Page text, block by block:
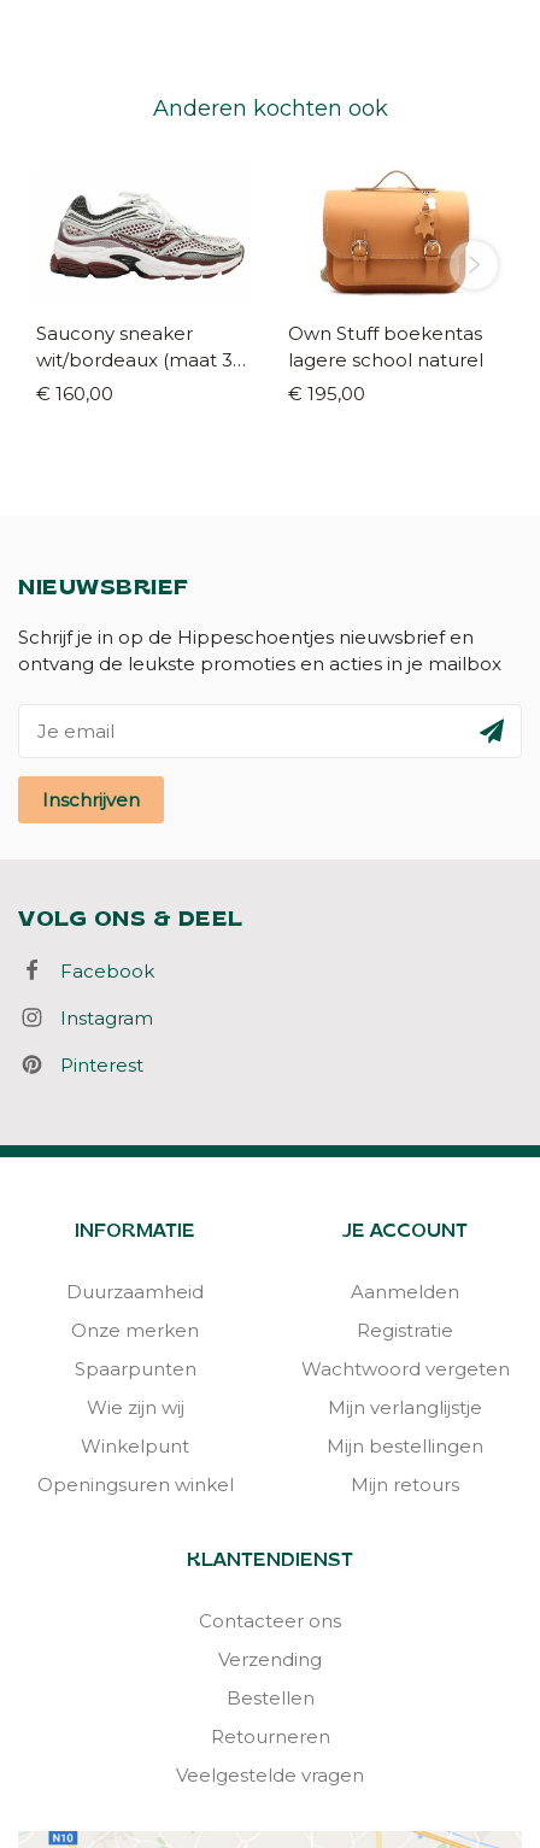
Anderen kochten ook
Saucony sneaker
wit/bordeaux (maat 35-
42)
€ 160,00
Own Stuff boekentas
lagere school naturel
€ 195,00
NIEUWSBRIEF
Schrijf je in op de Hippeschoentjes nieuwsbrief en
ontvang de leukste promoties en acties in je mailbox
Inschrijven
VOLG ONS & DEEL
Facebook
Instagram
Pinterest
INFORMATIE
Duurzaamheid
Onze merken
Spaarpunten
Wie zijn wij
Winkelpunt
Openingsuren winkel
JE ACCOUNT
Aanmelden
Registratie
Wachtwoord vergeten
Mijn verlanglijstje
Mijn bestellingen
Mijn retours
KLANTENDIENST
Contacteer ons
Verzending
Bestellen
Retourneren
Veelgestelde vragen